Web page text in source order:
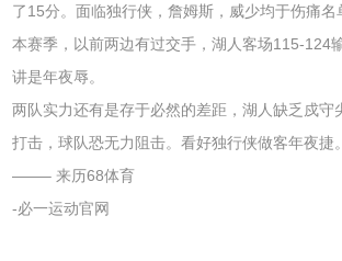
了15分。面临独行侠，詹姆斯，威少均于伤痛名
本赛季，以前两边有过交手，湖人客场115-124
讲是年夜辱。
两队实力还有是存于必然的差距，湖人缺乏戍守
打击，球队恐无力阻击。看好独行侠做客年夜捷。
——– 来历68体育
-必一运动官网